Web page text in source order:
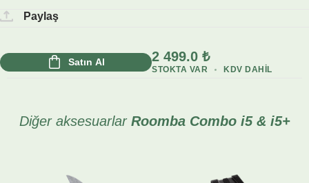
Paylaş
Satın Al 2 499.0 ₺
KDV DAHIL
STOKTA VAR
Diğer aksesuarlarRoomba Combo i5 & i5+